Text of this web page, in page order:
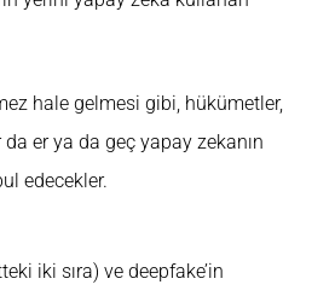
hale gelmesi gibi, hükümetler,
er ya da geç yapay zekanın
edecekler.
iki sıra) ve deepfake’in